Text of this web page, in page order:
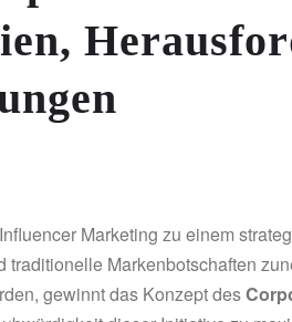
Marketing zu einem
Markenbotschaften
gewinnt das Konzept des